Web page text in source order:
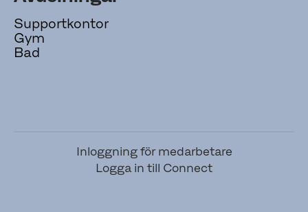
Supportkontor
Gym
Bad
Inloggning för medarbetare
Logga in till Connect